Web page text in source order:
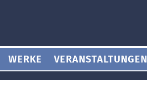
WERKE VERANSTALTUNGEN